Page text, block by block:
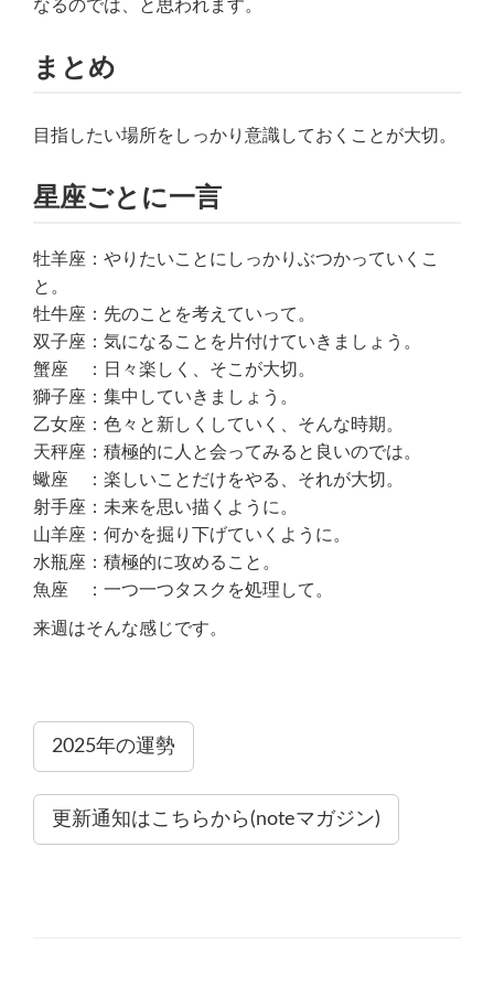
なるのでは、と思われます。
まとめ
目指したい場所をしっかり意識しておくことが大切。
星座ごとに一言
牡羊座：やりたいことにしっかりぶつかっていくこ
と。
牡牛座：先のことを考えていって。
双子座：気になることを片付けていきましょう。
蟹座 ：日々楽しく、そこが大切。
獅子座：集中していきましょう。
乙女座：色々と新しくしていく、そんな時期。
天秤座：積極的に人と会ってみると良いのでは。
蠍座 ：楽しいことだけをやる、それが大切。
射手座：未来を思い描くように。
山羊座：何かを掘り下げていくように。
水瓶座：積極的に攻めること。
魚座 ：一つ一つタスクを処理して。
来週はそんな感じです。
2025年の運勢
更新通知はこちらから(noteマガジン)